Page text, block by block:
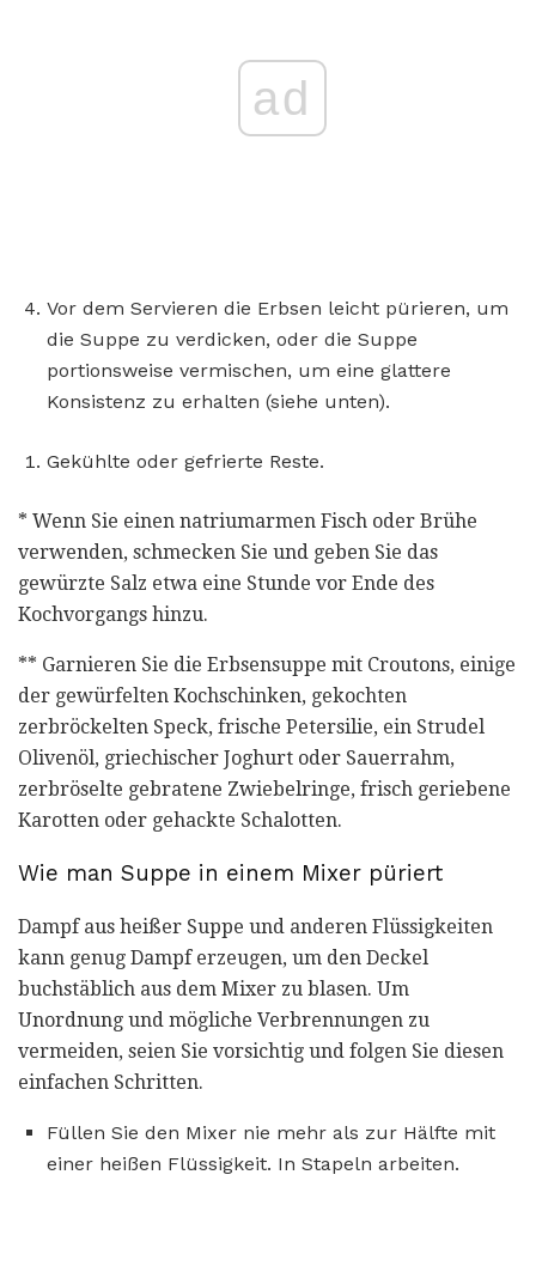
ad
Vor dem Servieren die Erbsen leicht pürieren, um
die Suppe zu verdicken, oder die Suppe
portionsweise vermischen, um eine glattere
Konsistenz zu erhalten (siehe unten).
Gekühlte oder gefrierte Reste.
* Wenn Sie einen natriumarmen Fisch oder Brühe
verwenden, schmecken Sie und geben Sie das
gewürzte Salz etwa eine Stunde vor Ende des
Kochvorgangs hinzu.
** Garnieren Sie die Erbsensuppe mit Croutons, einige
der gewürfelten Kochschinken, gekochten
zerbröckelten Speck, frische Petersilie, ein Strudel
Olivenöl, griechischer Joghurt oder Sauerrahm,
zerbröselte gebratene Zwiebelringe, frisch geriebene
Karotten oder gehackte Schalotten.
Wie man Suppe in einem Mixer püriert
Dampf aus heißer Suppe und anderen Flüssigkeiten
kann genug Dampf erzeugen, um den Deckel
buchstäblich aus dem Mixer zu blasen. Um
Unordnung und mögliche Verbrennungen zu
vermeiden, seien Sie vorsichtig und folgen Sie diesen
einfachen Schritten.
Füllen Sie den Mixer nie mehr als zur Hälfte mit
einer heißen Flüssigkeit. In Stapeln arbeiten.